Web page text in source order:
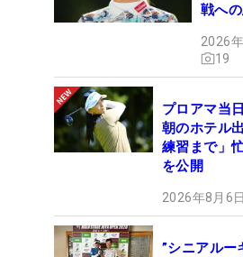
戦へ
2026
19
プロアマ当
朝のホテル
練習まで」
を公開
2026年8月6
”シニアルー